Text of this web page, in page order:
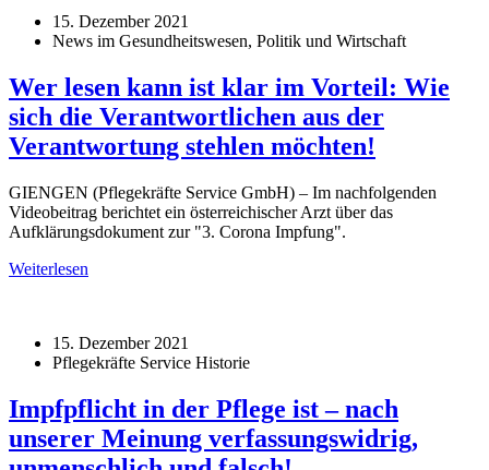
15. Dezember 2021
News im Gesundheitswesen, Politik und Wirtschaft
Wer lesen kann ist klar im Vorteil: Wie
sich die Verantwortlichen aus der
Verantwortung stehlen möchten!
GIENGEN (Pflegekräfte Service GmbH) – Im nachfolgenden
Videobeitrag berichtet ein österreichischer Arzt über das
Aufklärungsdokument zur "3. Corona Impfung".
Weiterlesen
15. Dezember 2021
Pflegekräfte Service Historie
Impfpflicht in der Pflege ist – nach
unserer Meinung verfassungswidrig,